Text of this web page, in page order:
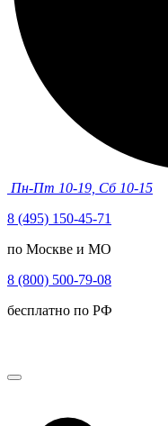
Пн-Пт 10-19, Сб 10-15
8 (495) 150-45-71
по Москве и МО
8 (800) 500-79-08
бесплатно по РФ